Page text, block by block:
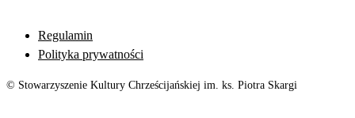
Regulamin
Polityka prywatności
© Stowarzyszenie Kultury Chrześcijańskiej im. ks. Piotra Skargi